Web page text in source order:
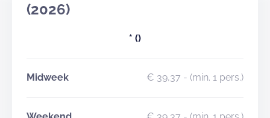
(2026)
* ()
Midweek € 39,37 - (min. 1 pers.)